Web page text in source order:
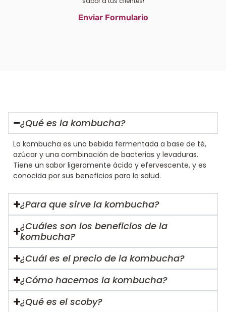
Enviar Formulario
¿Qué es la kombucha?
La kombucha es una bebida fermentada a base de té,
azúcar y una combinación de bacterias y levaduras.
Tiene un sabor ligeramente ácido y efervescente, y es
conocida por sus beneficios para la salud.
¿Para que sirve la kombucha?
¿Cuáles son los beneficios de la
kombucha?
¿Cuál es el precio de la kombucha?
¿Cómo hacemos la kombucha?
¿Qué es el scoby?